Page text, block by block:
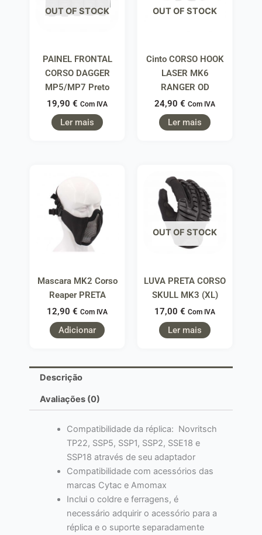
OUT OF STOCK
PAINEL FRONTAL
CORSO DAGGER
MP5/MP7 Preto
19,90 € Com IVA
Ler mais
OUT OF STOCK
Cinto CORSO HOOK
LASER MK6
RANGER OD
24,90 € Com IVA
Ler mais
Mascara MK2 Corso
Reaper PRETA
12,90 € Com IVA
Adicionar
OUT OF STOCK
LUVA PRETA CORSO
SKULL MK3 (XL)
17,00 € Com IVA
Ler mais
Descrição
Avaliações (0)
Compatibilidade da réplica: Novritsch
TP22, SSP5, SSP1, SSP2, SSE18 e
SSP18 através de seu adaptador
Compatibilidade com acessórios das
marcas Cytac e Amomax
Inclui o coldre e ferragens, é
necessário adquirir o acessório para a
réplica e o suporte separadamente